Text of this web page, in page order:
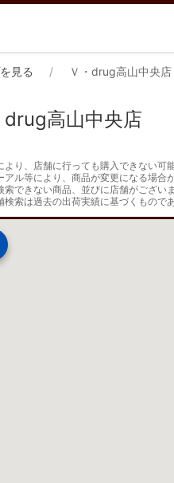
見る Ｖ・drug高山中央店
drug高山中央店
より、店舗に行っても購入できない可
アル等により、商品が変更になる場合
索できない商品、並びに店舗がござい
検索は過去の出荷実績に基づくもので